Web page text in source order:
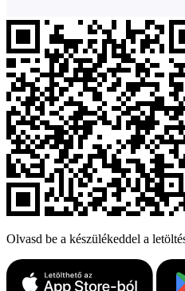
Olvasd be a készülékeddel a